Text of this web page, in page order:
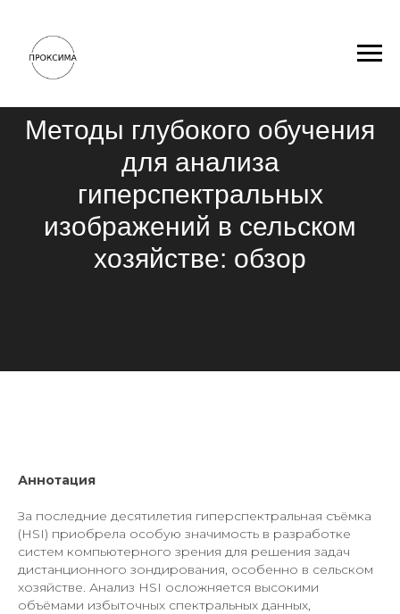
Методы глубокого обучения
для анализа
гиперспектральных
изображений в сельском
хозяйстве: обзор
Аннотация
За последние десятилетия гиперспектральная съёмка
(HSI) приобрела особую значимость в разработке
систем компьютерного зрения для решения задач
дистанционного зондирования, особенно в сельском
хозяйстве. Анализ HSI осложняется высокими
объёмами избыточных спектральных данных,